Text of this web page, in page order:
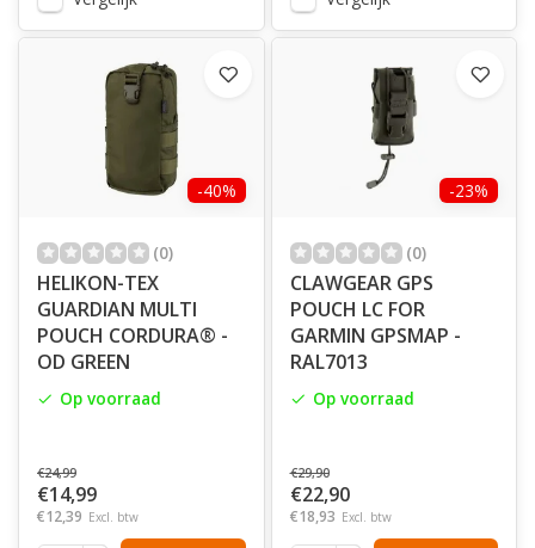
-40%
(0)
HELIKON-TEX
GUARDIAN MULTI
POUCH CORDURA® -
OD GREEN
Op voorraad
€24,99
€14,99
€12,39 Excl. btw
-23%
(0)
CLAWGEAR GPS
POUCH LC FOR
GARMIN GPSMAP -
RAL7013
Op voorraad
€29,90
€22,90
€18,93 Excl. btw